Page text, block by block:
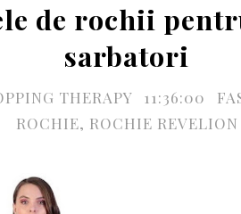
de rochii
sarbatori
THERAPY 11:36:00
ROCHIE, ROCHIE REVELION